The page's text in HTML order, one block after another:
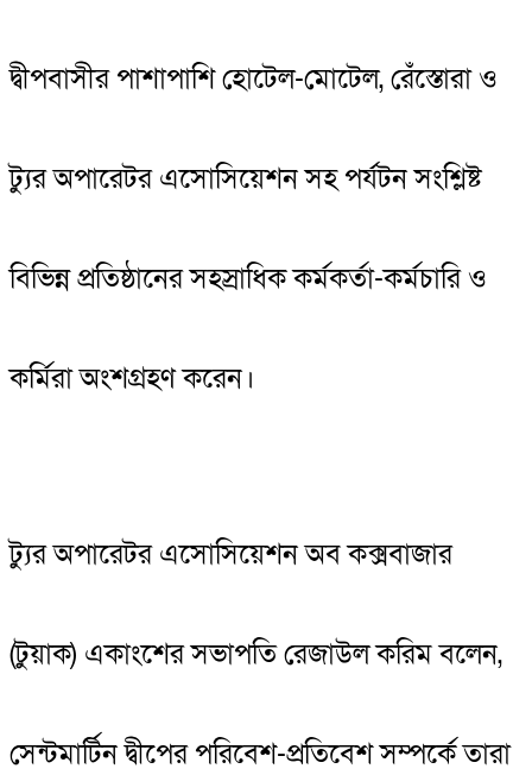
দ্বীপবাসীর পাশাপাশি হোটেল-মোটেল, রেঁস্তোরা ও
ট্যুর অপারেটর এসোসিয়েশন সহ পর্যটন সংশ্লিষ্ট
বিভিন্ন প্রতিষ্ঠানের সহস্রাধিক কর্মকর্তা-কর্মচারি ও
কর্মিরা অংশগ্রহণ করেন।
ট্যুর অপারেটর এসোসিয়েশন অব কক্সবাজার
(টুয়াক) একাংশের সভাপতি রেজাউল করিম বলেন,
সেন্টমার্টিন দ্বীপের পরিবেশ-প্রতিবেশ সম্পর্কে তারা